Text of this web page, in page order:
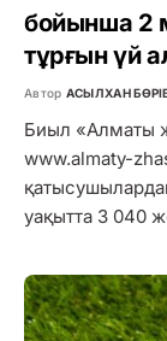
бойынша 2
тұрғын үй
Автор АСЫЛХАН
Биыл «Алматы
www.almaty-
уақытта 3 040